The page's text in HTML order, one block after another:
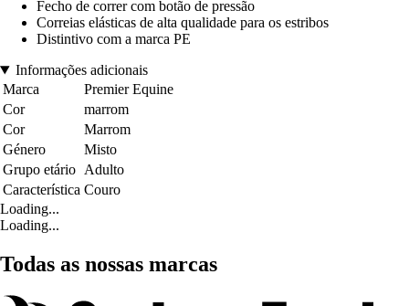
Fecho de correr com botão de pressão
Correias elásticas de alta qualidade para os estribos
Distintivo com a marca PE
Informações adicionais
Marca
Premier Equine
Cor
marrom
Cor
Marrom
Género
Misto
Grupo etário Adulto
Característica Couro
Loading...
Loading...
Todas as nossas marcas